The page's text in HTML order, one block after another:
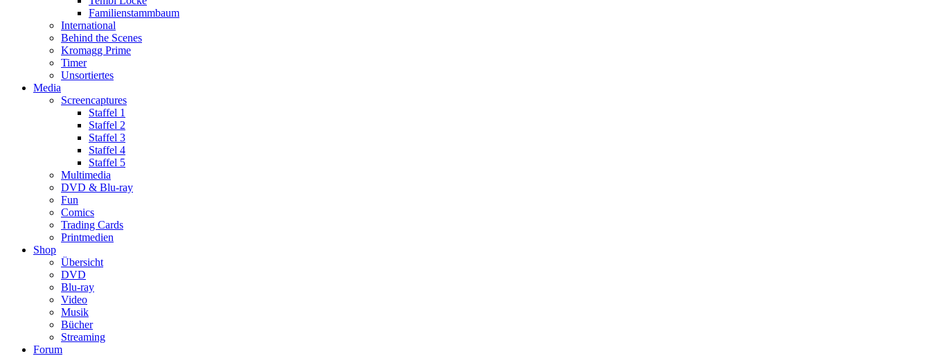
Familienstammbaum
International
Behind the Scenes
Kromagg Prime
Timer
Unsortiertes
Media
Screencaptures
Staffel 1
Staffel 2
Staffel 3
Staffel 4
Staffel 5
Multimedia
DVD & Blu-ray
Fun
Comics
Trading Cards
Printmedien
Shop
Übersicht
DVD
Blu-ray
Video
Musik
Bücher
Streaming
Forum